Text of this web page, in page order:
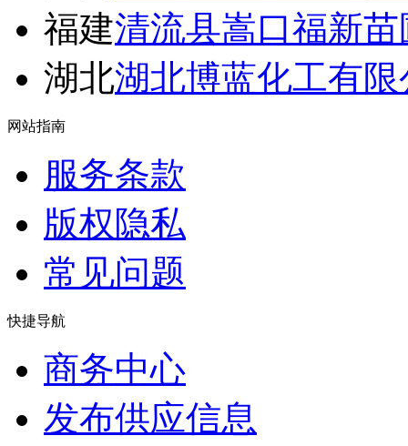
福建清流县嵩口福新苗
湖北湖北博蓝化工有限
网站指南
服务条款
版权隐私
常见问题
快捷导航
商务中心
发布供应信息